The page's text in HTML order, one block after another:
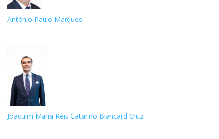
António Paulo Marques
Joaquim Maria Reis Catarino Biancard Cruz